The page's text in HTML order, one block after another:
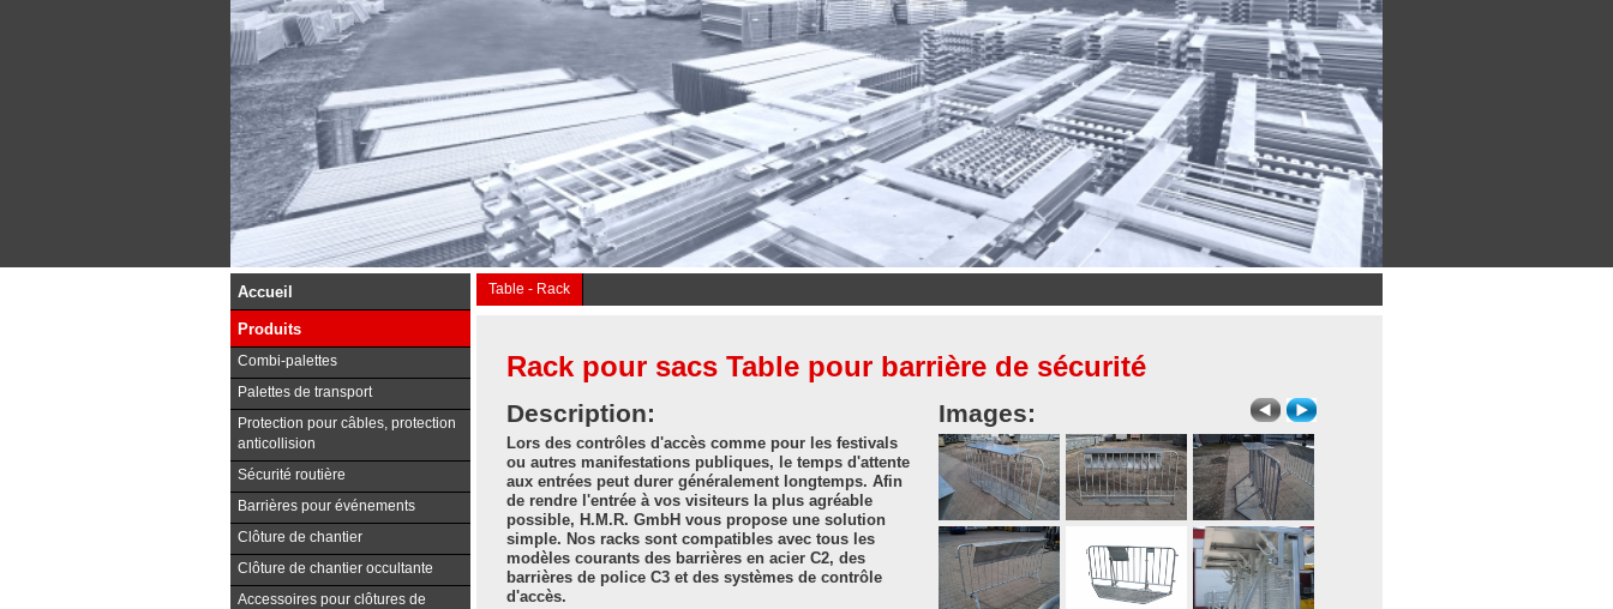
Accueil
Produits
Combi-palettes
Palettes de transport
Protection pour câbles, protection
anticollision
Sécurité routière
Barrières pour événements
Clôture de chantier
Clôture de chantier occultante
Accessoires pour clôtures de
Table - Rack
Rack pour sacs Table pour barrière de sécurité
Description:
Lors des contrôles d'accès comme pour les festivals
ou autres manifestations publiques, le temps d'attente
aux entrées peut durer généralement longtemps. Afin
de rendre l'entrée à vos visiteurs la plus agréable
possible, H.M.R. GmbH vous propose une solution
simple. Nos racks sont compatibles avec tous les
modèles courants des barrières en acier C2, des
barrières de police C3 et des systèmes de contrôle
d'accès.
Images: